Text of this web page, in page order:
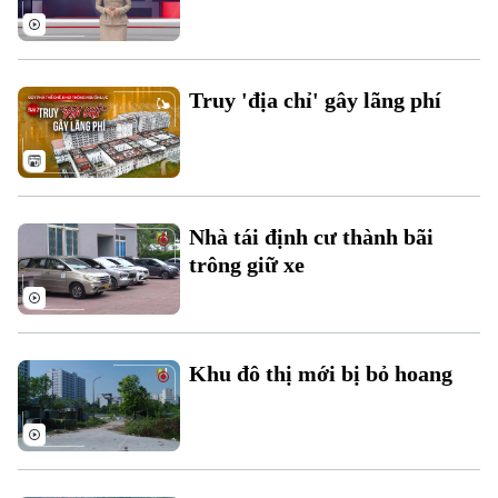
Theo dõi Hà Nội On
Truy 'địa chỉ' gây lãng phí
Nhà tái định cư thành bãi
trông giữ xe
Khu đô thị mới bị bỏ hoang